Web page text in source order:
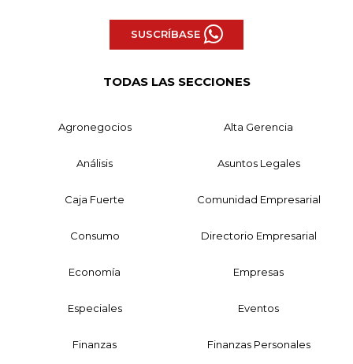
SUSCRÍBASE
TODAS LAS SECCIONES
Agronegocios Alta Gerencia
Análisis Asuntos Legales
Caja Fuerte Comunidad Empresarial
Consumo Directorio Empresarial
Economía Empresas
Especiales Eventos
Finanzas Finanzas Personales